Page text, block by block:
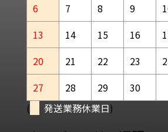
6
7 8 9
13
14 15 16
20
21 22 23
27
28 29
30
(
発送業務休業日)